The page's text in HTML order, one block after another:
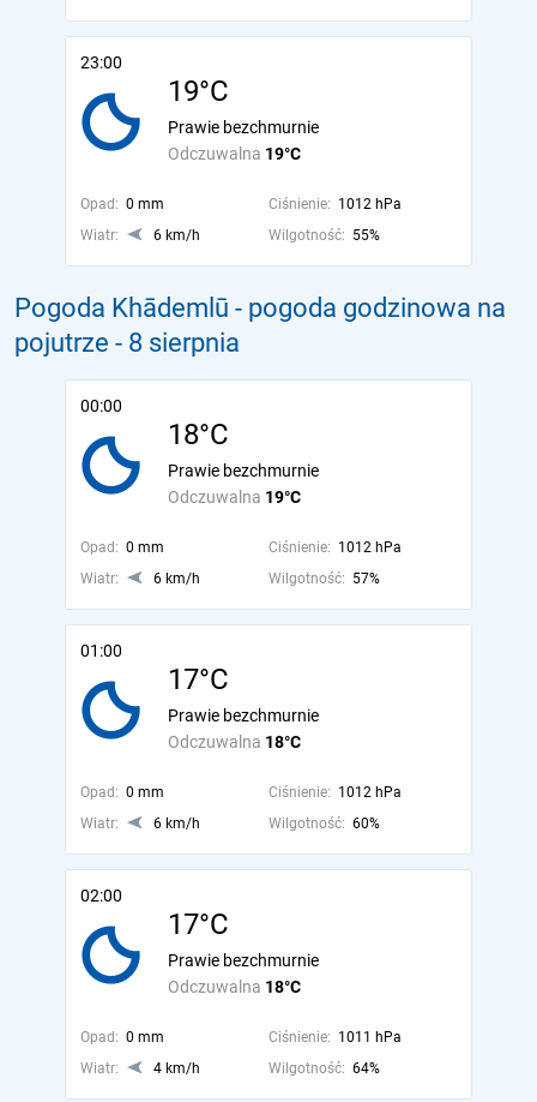
23:00
19°C
Odczuwalna 19°C
Prawie bezchmurnie
Opad: 0 mm Ciśnienie: 1012 hPa
Wiatr:
6 km/h Wilgotność: 55%
Pogoda Khādemlū - pogoda godzinowa na
pojutrze - 8 sierpnia
00:00
18°C
Odczuwalna 19°C
Prawie bezchmurnie
Opad: 0 mm Ciśnienie: 1012 hPa
Wiatr:
6 km/h Wilgotność: 57%
01:00
17°C
Odczuwalna 18°C
Prawie bezchmurnie
Opad: 0 mm Ciśnienie: 1012 hPa
Wiatr:
6 km/h Wilgotność: 60%
02:00
17°C
Odczuwalna 18°C
Prawie bezchmurnie
Opad: 0 mm Ciśnienie: 1011 hPa
Wiatr:
4 km/h Wilgotność: 64%